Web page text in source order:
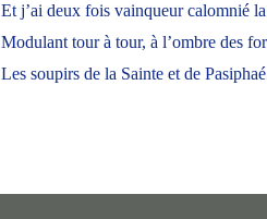
Et j’ai deux fois vainqueur calomnié
Modulant tour à tour, à l’ombre des
Les soupirs de la Sainte et de